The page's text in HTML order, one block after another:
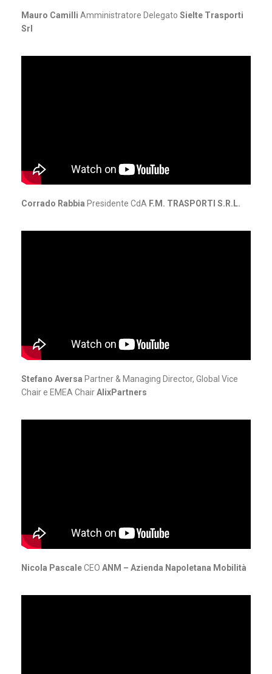
Mauro Camilli Amministratore Delegato Sielte Trasporti
Srl
Corrado Rabbia Presidente CdA F.M. TRASPORTI S.R.L.
Stefano Aversa Partner & Managing Director, Global Vice
Chair e EMEA ChairAlixPartners
Nicola PascaleCEO ANM – Azienda Napoletana Mobilità